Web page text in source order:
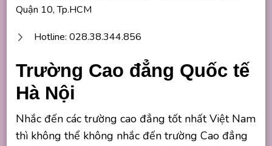
Quận 10, Tp.HCM
Hotline: 028.38.344.856
Trường Cao đẳng Quốc tế
Hà Nội
Nhắc đến các trường cao đẳng tốt nhất Việt Nam
thì không thể không nhắc đến trường Cao đẳng